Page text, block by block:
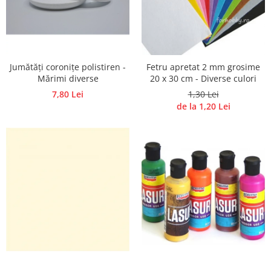
Jumătăți coronițe polistiren -
Mărimi diverse
7,80 Lei
Fetru apretat 2 mm grosime
20 x 30 cm - Diverse culori
1,30 Lei
de la 1,20 Lei